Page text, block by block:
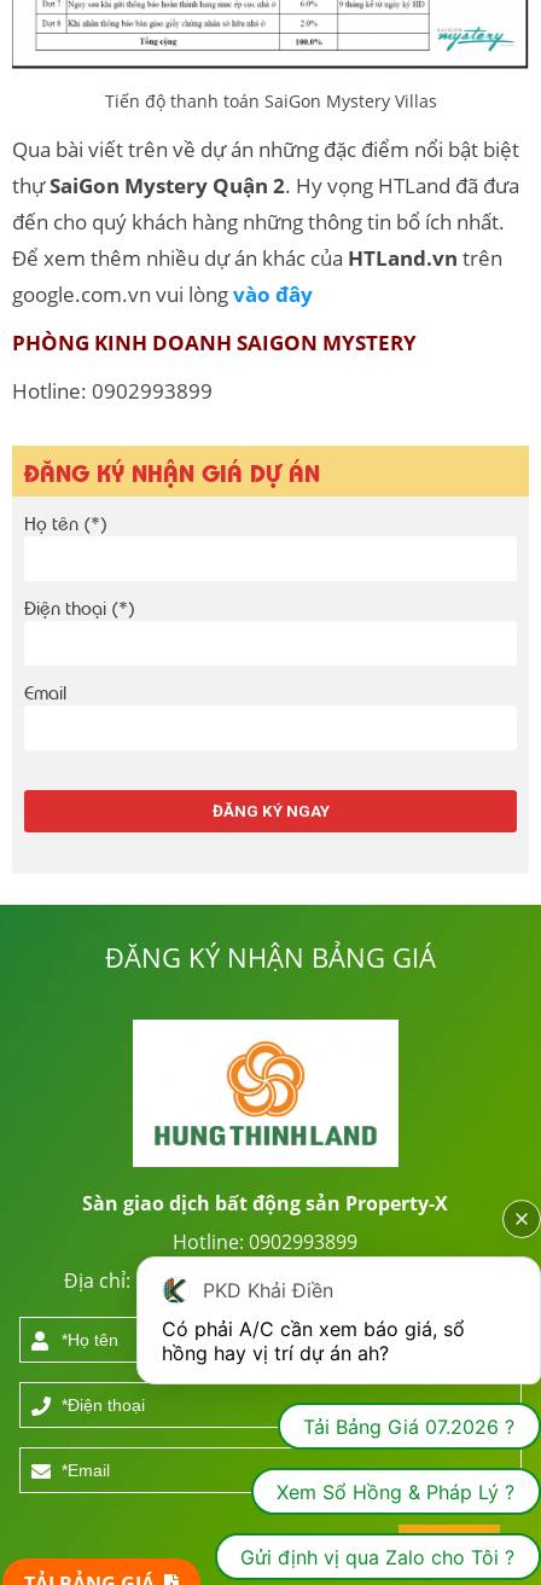
Tiến độ thanh toán SaiGon Mystery Villas
Qua bài viết trên về dự án những đặc điểm nổi bật biệt
thựSaiGon Mystery Quận 2. Hy vọng HTLand đã đưa
đến cho quý khách hàng những thông tin bổ ích nhất.
Để xem thêm nhiều dự án khác của HTLand.vn trên
google.com.vn vui lòngvào đây
PHÒNG KINH DOANH SAIGON MYSTERY
Hotline: 0902993899
ĐĂNG KÝ NHẬN GIÁ DỰ ÁN
Họ tên (*)
Điện thoại (*)
Email
ĐĂNG KÝ NHẬN BẢNG GIÁ
Sàn giao dịch bất động sản Property-X
Hotline: 0902993899
Địa chỉ: 53 Trần Quốc Thảo, P.6, Q.3, TP.HCM
PKD Khải Điền
Có phải A/C cần xem báo giá, sổ
hồng hay vị trí dự án ah?
Tải Bảng Giá 07.2026 ?
Xem Sổ Hồng & Pháp Lý ?
Gửi định vị qua Zalo cho Tôi ?